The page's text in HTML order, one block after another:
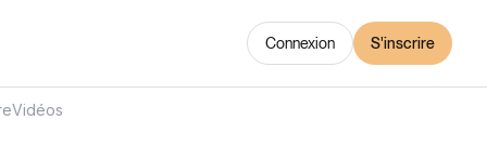
Connexion S'inscrire
Vidéos